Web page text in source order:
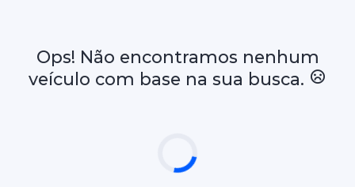
Ops! Não encontramos nenhum
veículo com base na sua busca.